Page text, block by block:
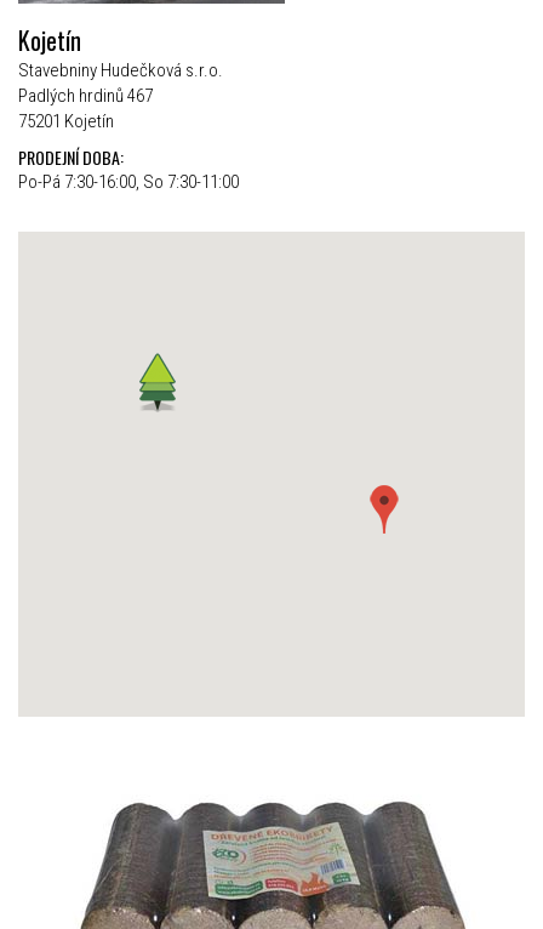
Kojetín
Stavebniny Hudečková s.r.o.
Padlých hrdinů 467
75201 Kojetín
PRODEJNÍ DOBA:
Po-Pá 7:30-16:00, So 7:30-11:00